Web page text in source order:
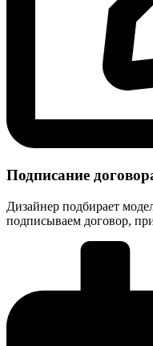
Подписание
Дизайнер подбирает
подписываем договор,